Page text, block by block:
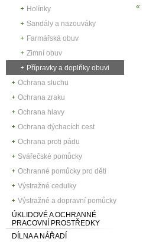
Holínky
Sandály a nazouváky
Farmářská obuv
Zimní obuv
Přípravky a doplňky obuvi
Ochrana sluchu
Ochrana zraku
Ochrana hlavy
Ochrana dýchacích cest
Ochrana proti pádu
Svářečské pomůcky
Ochranné pomůcky pro děti
Výstražné cedulky
Výstražné a dopravní pomůcky
ÚKLIDOVÉ A OCHRANNÉ
PRACOVNÍ PROSTŘEDKY
DÍLNA A NÁŘADÍ
«